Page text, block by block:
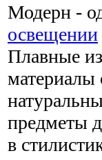
Модерн -
освещении
Плавные
материалы
предметы
в